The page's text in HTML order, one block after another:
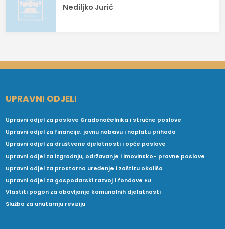
Nediljko Jurić
UPRAVNI ODJELI
Upravni odjel za poslove Gradonačelnika i stručne poslove
Upravni odjel za financije, javnu nabavu i naplatu prihoda
Upravni odjel za društvene djelatnosti i opće poslove
Upravni odjel za izgradnju, održavanje i imovinsko- pravne poslove
Upravni odjel za prostorno uređenje i zaštitu okoliša
Upravni odjel za gospodarski razvoj i fondove EU
Vlastiti pogon za obavljanje komunalnih djelatnosti
Služba za unutarnju reviziju